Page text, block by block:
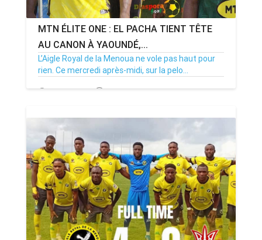
MTN ÉLITE ONE : EL PACHA TIENT TÊTE
AU CANON À YAOUNDÉ,...
L’Aigle Royal de la Menoua ne vole pas haut pour
rien. Ce mercredi après-midi, sur la pelo...
29/04/26 Par MenouActu 0